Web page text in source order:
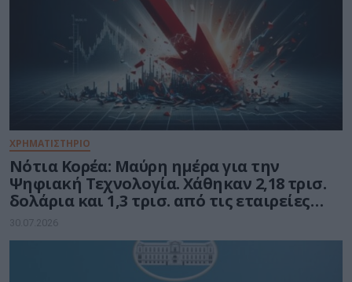
ΧΡΗΜΑΤΙΣΤΗΡΙΟ
Νότια Κορέα: Μαύρη ημέρα για την
Ψηφιακή Τεχνολογία. Χάθηκαν 2,18 τρισ.
δολάρια και 1,3 τρισ. από τις εταιρείες
ημιαγωγών
30.07.2026